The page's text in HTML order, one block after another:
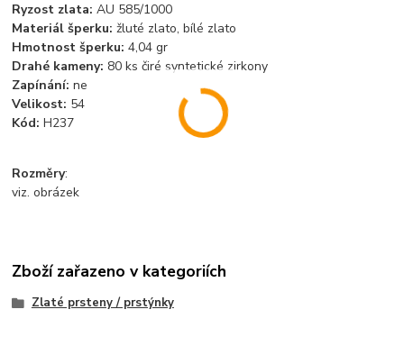
Ryzost zlata:AU 585/1000
Materiál šperku:žluté zlato, bílé zlato
Hmotnost šperku: 4,04 gr
Drahé kameny: 80 ks čiré syntetické zirkony
Zapínání:ne
Velikost: 54
Kód: H237
Rozměry:
viz. obrázek
Zboží zařazeno v kategoriích
Zlaté prsteny / prstýnky